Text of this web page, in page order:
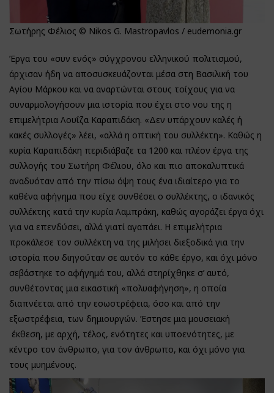
Σωτήρης Φέλιος © Nikos G. Mastropavlos / eudemonia.gr
Έργα του «συν ενός» σύγχρονου ελληνικού πολιτισμού,
άρχισαν ήδη να αποσυσκευάζονται μέσα στη Βασιλική του
Αγίου Μάρκου και να αναρτώνται στους τοίχους για να
συναρμολογήσουν μια ιστορία που έχει στο νου της η
επιμελήτρια Λουΐζα Καραπιδάκη. «Δεν υπάρχουν καλές ή
κακές συλλογές» λέει, «αλλά η οπτική του συλλέκτη». Καθώς η
κυρία Καραπιδάκη περιδιάβαζε τα 1200 και πλέον έργα της
συλλογής του Σωτήρη Φέλιου, όλο και πιο αποκαλυπτικά
αναδυόταν από την πίσω όψη τους ένα ιδιαίτερο για το
καθένα αφήγημα που είχε συνθέσει ο συλλέκτης, ο ιδανικός
συλλέκτης κατά την κυρία Λαμπράκη, καθώς αγοράζει έργα όχι
για να επενδύσει, αλλά γιατί αγαπάει. Η επιμελήτρια
προκάλεσε τον συλλέκτη να της μιλήσει διεξοδικά για την
ιστορία που διηγούταν σε αυτόν το κάθε έργο, και όχι μόνο
σεβάστηκε το αφήγημά του, αλλά στηρίχθηκε σ’ αυτό,
συνθέτοντας μια εικαστική «πολυαφήγηση», η οποία
διαπνέεται από την εσωστρέφεια, όσο και από την
εξωστρέφεια, των δημιουργών. Έστησε μια μουσειακή
έκθεση, με αρχή, τέλος, ενότητες και υποενότητες, με
κέντρο τον άνθρωπο, για τον άνθρωπο, και όχι μόνο για
τους μυημένους.